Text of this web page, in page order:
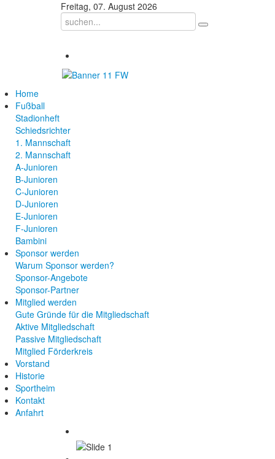
Freitag, 07. August 2026
Home
Fußball
Stadionheft
Schiedsrichter
1. Mannschaft
2. Mannschaft
A-Junioren
B-Junioren
C-Junioren
D-Junioren
E-Junioren
F-Junioren
Bambini
Sponsor werden
Warum Sponsor werden?
Sponsor-Angebote
Sponsor-Partner
Mitglied werden
Gute Gründe für die Mitgliedschaft
Aktive Mitgliedschaft
Passive Mitgliedschaft
Mitglied Förderkreis
Vorstand
Historie
Sportheim
Kontakt
Anfahrt